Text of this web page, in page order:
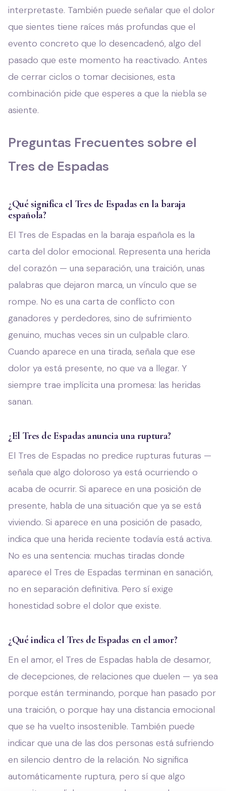
interpretaste. También puede señalar que el dolor
que sientes tiene raíces más profundas que el
evento concreto que lo desencadenó, algo del
pasado que este momento ha reactivado. Antes
de cerrar ciclos o tomar decisiones, esta
combinación pide que esperes a que la niebla se
asiente.
Preguntas Frecuentes sobre el
Tres de Espadas
¿Qué significa el Tres de Espadas en la baraja
española?
El Tres de Espadas en la baraja española es la
carta del dolor emocional. Representa una herida
del corazón — una separación, una traición, unas
palabras que dejaron marca, un vínculo que se
rompe. No es una carta de conflicto con
ganadores y perdedores, sino de sufrimiento
genuino, muchas veces sin un culpable claro.
Cuando aparece en una tirada, señala que ese
dolor ya está presente, no que va a llegar. Y
siempre trae implícita una promesa: las heridas
sanan.
¿El Tres de Espadas anuncia una ruptura?
El Tres de Espadas no predice rupturas futuras —
señala que algo doloroso ya está ocurriendo o
acaba de ocurrir. Si aparece en una posición de
presente, habla de una situación que ya se está
viviendo. Si aparece en una posición de pasado,
indica que una herida reciente todavía está activa.
No es una sentencia: muchas tiradas donde
aparece el Tres de Espadas terminan en sanación,
no en separación definitiva. Pero sí exige
honestidad sobre el dolor que existe.
¿Qué indica el Tres de Espadas en el amor?
En el amor, el Tres de Espadas habla de desamor,
de decepciones, de relaciones que duelen — ya sea
porque están terminando, porque han pasado por
una traición, o porque hay una distancia emocional
que se ha vuelto insostenible. También puede
indicar que una de las dos personas está sufriendo
en silencio dentro de la relación. No significa
automáticamente ruptura, pero sí que algo